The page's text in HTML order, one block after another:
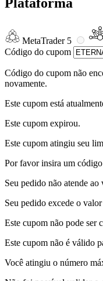
MetaTrader 5
Código do cupom
Código do cupom não
novamente.
Este cupom está
Este cupom expirou.
Este cupom atingiu seu
Por favor insira um
Seu pedido não atende
Seu pedido excede o
Este cupom não pode ser
Este cupom não é válido
Você atingiu o número